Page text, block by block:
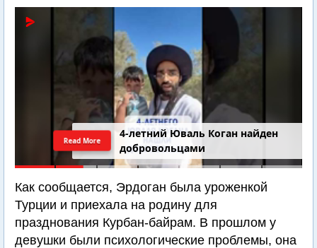
4-летний Юваль Коган найден
добровольцами
Read More
Как сообщается, Эрдоган была уроженкой
Турции и приехала на родину для
празднования Курбан-байрам. В прошлом у
девушки были психологические проблемы, она